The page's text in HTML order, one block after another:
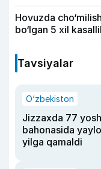
Hovuzda
bo‘lgan 5 xil
Tavsiyalar
O‘zbekiston
Jizzaxda 77
bahonasida
yilga qamaldi